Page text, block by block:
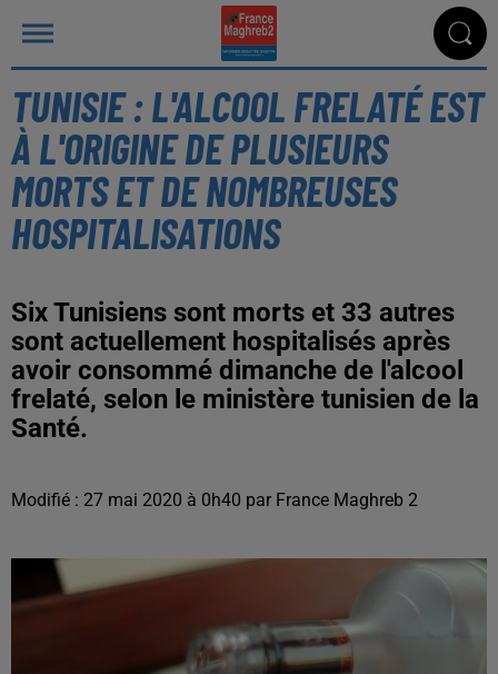
TUNISIE : L'ALCOOL FRELATÉ EST
À L'ORIGINE DE PLUSIEURS
MORTS ET DE NOMBREUSES
HOSPITALISATIONS
Six Tunisiens sont morts et 33 autres
sont actuellement hospitalisés après
avoir consommé dimanche de l'alcool
frelaté, selon le ministère tunisien de la
Santé.
Modifié : 27 mai 2020 à 0h40 par France Maghreb 2